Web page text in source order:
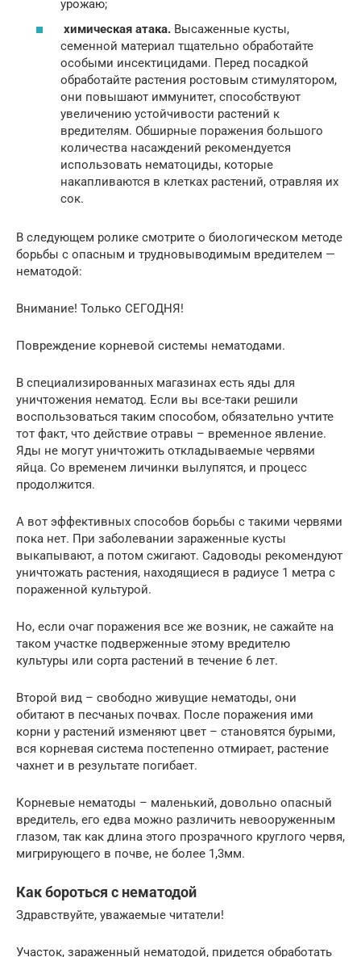
урожаю;
химическая атака. Высаженные кусты,
семенной материал тщательно обработайте
особыми инсектицидами. Перед посадкой
обработайте растения ростовым стимулятором,
они повышают иммунитет, способствуют
увеличению устойчивости растений к
вредителям. Обширные поражения большого
количества насаждений рекомендуется
использовать нематоциды, которые
накапливаются в клетках растений, отравляя их
сок.
В следующем ролике смотрите о биологическом методе
борьбы с опасным и трудновыводимым вредителем —
нематодой:
Внимание! Только СЕГОДНЯ!
​Повреждение корневой системы нематодами.​
​В специализированных магазинах есть яды для
уничтожения нематод. Если вы все-таки решили
воспользоваться таким способом, обязательно учтите
тот факт, что действие отравы – временное явление.
Яды не могут уничтожить откладываемые червями
яйца. Со временем личинки вылупятся, и процесс
продолжится.​
​А вот эффективных способов борьбы с такими червями
пока нет. При заболевании зараженные кусты
выкапывают, а потом сжигают. Садоводы рекомендуют
уничтожать растения, находящиеся в радиусе 1 метра с
пораженной культурой.​
​Но, если очаг поражения все же возник, не сажайте на
таком участке подверженные этому вредителю
культуры или сорта растений в течение 6 лет.​
​Второй вид – свободно живущие нематоды, они
обитают в песчаных почвах. После поражения ими
корни у растений изменяют цвет – становятся бурыми,
вся корневая система постепенно отмирает, растение
чахнет и в результате погибает.​
​Корневые нематоды – маленький, довольно опасный
вредитель, его едва можно различить невооруженным
глазом, так как длина этого прозрачного круглого червя,
мигрирующего в почве, не более 1,3мм.​
Как бороться с нематодой
​Здравствуйте, уважаемые читатели!​
​Участок, зараженный нематодой, придется обработать